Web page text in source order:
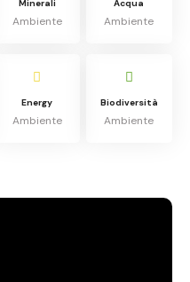
Minerali
Ambiente
Acqua
Ambiente
Energy
Ambiente
Biodiversità
Ambiente